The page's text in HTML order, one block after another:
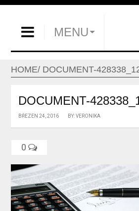
MENU
HOME DOCUMENT-
DOCUMENT-
BŘEZEN 24, 2016 BY: VERONIKA
0